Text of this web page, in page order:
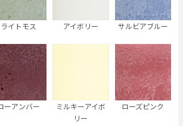
ライトモス アイボリー サルビアブルー
ーアンバー
ミルキーアイボ
リー
ローズピンク